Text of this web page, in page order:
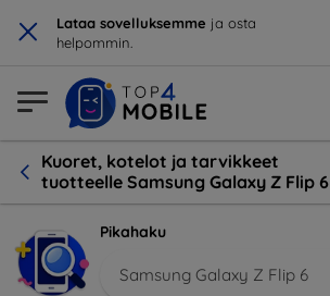
× Lataa sovelluksemme ja osta
helpommin.
Kuoret, kotelot ja tarvikkeet
tuotteelle Samsung Galaxy Z Flip 6
Pikahaku
Samsung Galaxy Z Flip 6